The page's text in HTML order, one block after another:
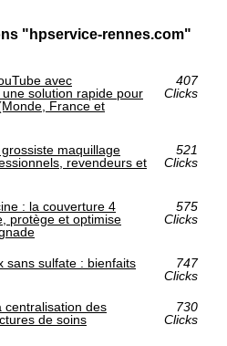
"hpservice-rennes.com"
avec
solution rapide pour
France et
407
Clicks
maquillage
revendeurs et
521
Clicks
: la couverture 4
protège et optimise
575
Clicks
sans sulfate : bienfaits
747
Clicks
centralisation des
de soins
730
Clicks